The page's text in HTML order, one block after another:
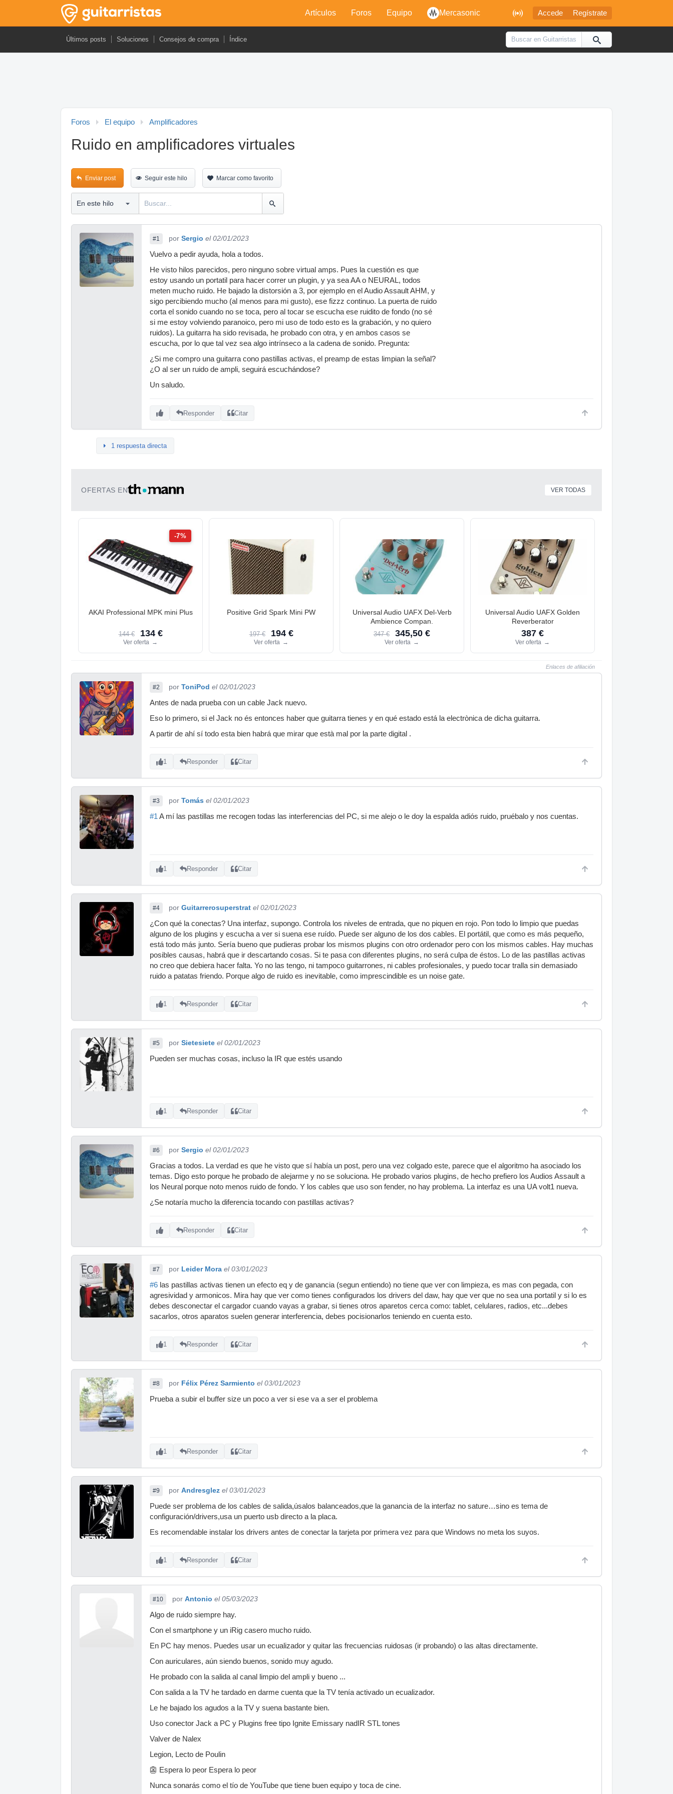
 Accede Regístrate
Artículos Foros Equipo Mercasonic
Últimos posts Soluciones Consejos de compra Índice
Foros El equipo Amplificadores
Ruido en amplificadores virtuales
Enviar post Seguir este hilo Marcar como favorito
#1 por Sergio el 02/01/2023
Vuelvo a pedir ayuda, hola a todos.
He visto hilos parecidos, pero ninguno sobre virtual amps. Pues la cuestión es que
estoy usando un portatil para hacer correr un plugin, y ya sea AA o NEURAL, todos
meten mucho ruido. He bajado la distorsión a 3, por ejemplo en el Audio Assault AHM, y
sigo percibiendo mucho (al menos para mi gusto), ese fizzz continuo. La puerta de ruido
corta el sonido cuando no se toca, pero al tocar se escucha ese ruidito de fondo (no sé
si me estoy volviendo paranoico, pero mi uso de todo esto es la grabación, y no quiero
ruidos). La guitarra ha sido revisada, he probado con otra, y en ambos casos se
escucha, por lo que tal vez sea algo intrínseco a la cadena de sonido. Pregunta:
¿Si me compro una guitarra cono pastillas activas, el preamp de estas limpian la señal?
¿O al ser un ruido de ampli, seguirá escuchándose?
Un saludo.
Responder Citar
1 respuesta directa
OFERTAS EN VER TODAS
-7%
AKAI Professional MPK mini Plus
144 € 134 €
Ver oferta →
Positive Grid Spark Mini PW
197 € 194 €
Ver oferta →
Universal Audio UAFX Del-Verb
Ambience Compan.
347 € 345,50 €
Ver oferta →
Universal Audio UAFX Golden
Reverberator
387 €
Ver oferta →
Enlaces de afiliación
#2 por ToniPod el 02/01/2023
Antes de nada prueba con un cable Jack nuevo.
Eso lo primero, si el Jack no és entonces haber que guitarra tienes y en qué estado está la electrònica de dicha guitarra.
A partir de ahí sí todo esta bien habrá que mirar que està mal por la parte digital .
1 Responder Citar
#3 por Tomás el 02/01/2023
#1 A mí las pastillas me recogen todas las interferencias del PC, si me alejo o le doy la espalda adiós ruido, pruébalo y nos cuentas.
1 Responder Citar
#4 por Guitarrerosuperstrat el 02/01/2023
¿Con qué la conectas? Una interfaz, supongo. Controla los niveles de entrada, que no piquen en rojo. Pon todo lo limpio que puedas
alguno de los plugins y escucha a ver si suena ese ruído. Puede ser alguno de los dos cables. El portátil, que como es más pequeño,
está todo más junto. Sería bueno que pudieras probar los mismos plugins con otro ordenador pero con los mismos cables. Hay muchas
posibles causas, habrá que ir descartando cosas. Si te pasa con diferentes plugins, no será culpa de éstos. Lo de las pastillas activas
no creo que debiera hacer falta. Yo no las tengo, ni tampoco guitarrones, ni cables profesionales, y puedo tocar tralla sin demasiado
ruido a patatas friendo. Porque algo de ruido es inevitable, como imprescindible es un noise gate.
1 Responder Citar
#5 por Sietesiete el 02/01/2023
Pueden ser muchas cosas, incluso la IR que estés usando
1 Responder Citar
#6 por Sergio el 02/01/2023
Gracias a todos. La verdad es que he visto que sí había un post, pero una vez colgado este, parece que el algoritmo ha asociado los
temas. Digo esto porque he probado de alejarme y no se soluciona. He probado varios plugins, de hecho prefiero los Audios Assault a
los Neural porque noto menos ruido de fondo. Y los cables que uso son fender, no hay problema. La interfaz es una UA volt1 nueva.
¿Se notaría mucho la diferencia tocando con pastillas activas?
Responder Citar
#7 por Leider Mora el 03/01/2023
#6 las pastillas activas tienen un efecto eq y de ganancia (segun entiendo) no tiene que ver con limpieza, es mas con pegada, con
agresividad y armonicos. Mira hay que ver como tienes configurados los drivers del daw, hay que ver que no sea una portatil y si lo es
debes desconectar el cargador cuando vayas a grabar, si tienes otros aparetos cerca como: tablet, celulares, radios, etc...debes
sacarlos, otros aparatos suelen generar interferencia, debes pocisionarlos teniendo en cuenta esto.
1 Responder Citar
#8 por Félix Pérez Sarmiento el 03/01/2023
Prueba a subir el buffer size un poco a ver si ese va a ser el problema
1 Responder Citar
#9 por Andresglez el 03/01/2023
Puede ser problema de los cables de salida,úsalos balanceados,que la ganancia de la interfaz no sature…sino es tema de
configuración/drivers,usa un puerto usb directo a la placa.
Es recomendable instalar los drivers antes de conectar la tarjeta por primera vez para que Windows no meta los suyos.
1 Responder Citar
#10 por Antonio el 05/03/2023
Algo de ruido siempre hay.
Con el smartphone y un iRig casero mucho ruido.
En PC hay menos. Puedes usar un ecualizador y quitar las frecuencias ruidosas (ir probando) o las altas directamente.
Con auriculares, aún siendo buenos, sonido muy agudo.
He probado con la salida al canal limpio del ampli y bueno ...
Con salida a la TV he tardado en darme cuenta que la TV tenía activado un ecualizador.
Le he bajado los agudos a la TV y suena bastante bien.
Uso conector Jack a PC y Plugins free tipo Ignite Emissary nadIR STL tones
Valver de Nalex
Legion, Lecto de Poulin
👺 Espera lo peor Espera lo peor
Nunca sonarás como el tío de YouTube que tiene buen equipo y toca de cine.